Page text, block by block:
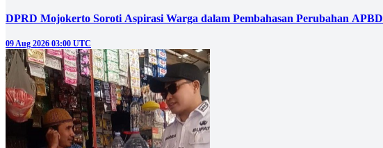
DPRD Mojokerto Soroti Aspirasi Warga dalam Pembahasan Perubahan
09 Aug 2026 03:00 UTC